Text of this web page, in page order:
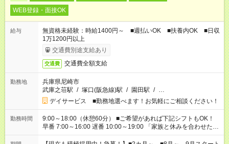
WEB登録・面接OK
給与
無資格未経験：時給1400円～ ■週払いOK ■扶養内OK ■日収
1万1200円以上
交通費別途支給あり
交通費 交通費全額支給
勤務地
兵庫県尼崎市
武庫之荘駅 / 塚口(阪急線)駅 / 園田駅 / …
デイサービス ■勤務地選べます！お気軽にご相談ください！
勤務時間
9:00～18:00（休憩60分） ■ご希望があれば下記シフトもOK！
早番 7:00～16:00 遅番 10:00～19:00 「家族と休みを合わせた
い」 「余裕を持って夕飯の準備がしたい」 「できれば残業はし